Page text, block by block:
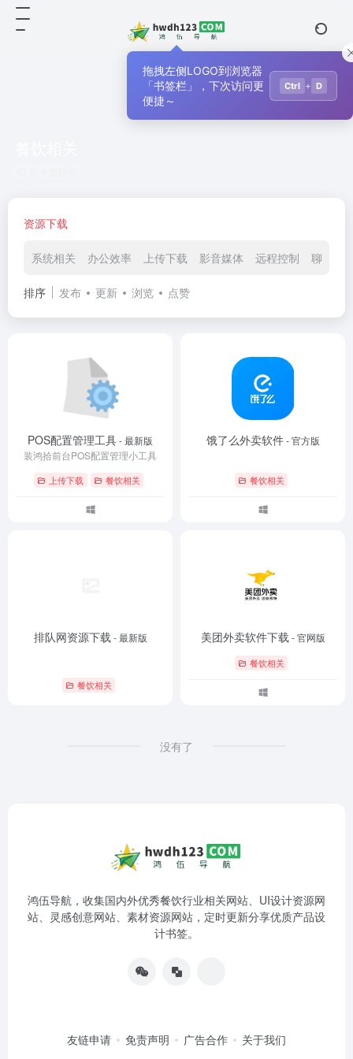
资源下载
系统相关 办公效率 上传下载 影音媒体 远程控制 聊天社
排序 发布 更新 浏览 点赞
POS配置管理工具- 最新版
装鸿拾前台POS配置管理小工具
上传下载 餐饮相关
饿了么外卖软件- 官方版
餐饮相关
排队网资源下载 - 最新版
餐饮相关
美团外卖软件下载 - 官网版
餐饮相关
没有了
鸿伍导航，收集国内外优秀餐饮行业相关网站、UI设计资源网
站、灵感创意网站、素材资源网站，定时更新分享优质产品设
计书签。
友链申请 免责声明 广告合作 关于我们
拖拽左侧LOGO到浏览器
「书签栏」，下次访问更
便捷～
Ctrl + D